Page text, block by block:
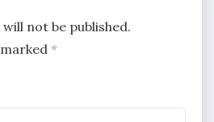
not be published.
*